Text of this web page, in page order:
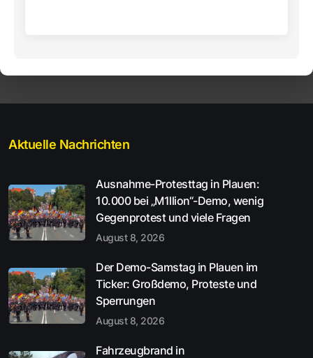
Aktuelle Nachrichten
Ausnahme-Protesttag in Plauen:
10.000 bei „M1llion“-Demo, wenig
Gegenprotest und viele Fragen
August 8, 2026
Der Demo-Samstag in Plauen im
Ticker: Großdemo, Proteste und
Sperrungen
August 8, 2026
Fahrzeugbrand in